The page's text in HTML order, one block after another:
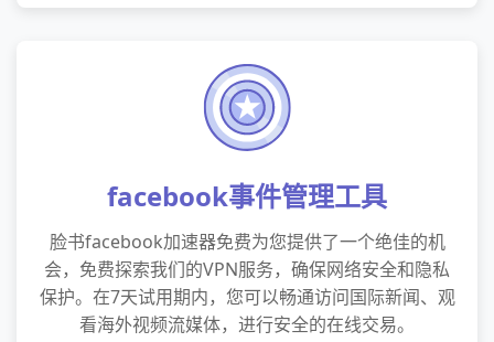
facebook事件管理工具
脸书facebook加速器免费为您提供了一个绝佳的机
会，免费探索我们的VPN服务，确保网络安全和隐私
保护。在7天试用期内，您可以畅通访问国际新闻、观
看海外视频流媒体，进行安全的在线交易。